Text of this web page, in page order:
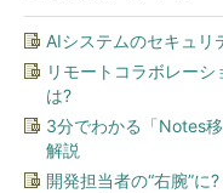
クールジャパン？
コンテンツ産業が苦戦
景気のせいばかりではな
要に対応できていない面
に売るヒット商法が、無
AIシステムのセキュリ
リモートコラボレー
は?
3分でわかる「Notes
解説
開発担当者の“右腕”に